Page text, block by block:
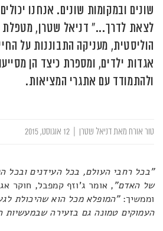
שונים ובמקומות שונים. אנחנו
לצאת לדרך..." דניאל שטרן, מטפלת
הוליסטית, מעניקה התבוננות על
אגדות ילדים, ומספרת כיצד הן
ולהתמודד עם אתגרי המציאות.
טור אורח מאת דניאל שטרן
"בכל רחבי העולם, בכל העידנים ובכל
של האדם", אומר ג'וזף קמפבל, חוקר
וממשיך:"המופלא מכל הוא שהיכולת
העמוקים טמונה גם בזעירה שבמעשיות